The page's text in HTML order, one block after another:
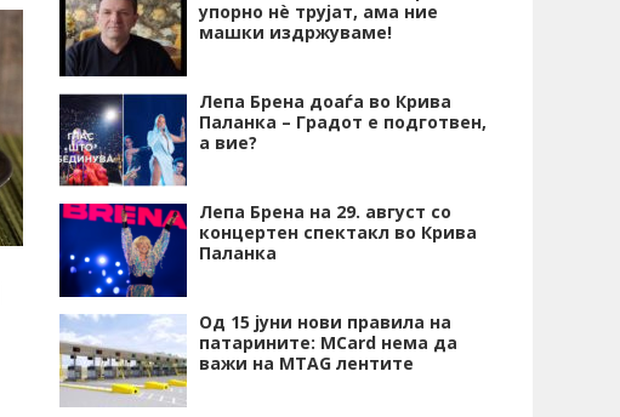
упорно нѐ трујат, ама ние
машки издржуваме!
Лепа Брена доаѓа во Крива
Паланка – Градот е подготвен,
а вие?
Лепа Брена на 29. август со
концертен спектакл во Крива
Паланка
Од 15 јуни нови правила на
патарините: MCard нема да
важи на MTAG лентите